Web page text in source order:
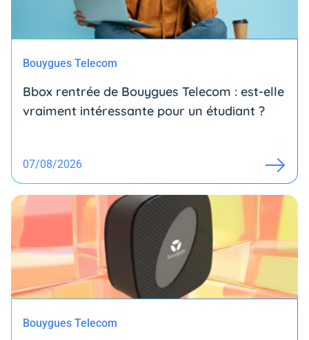
Bouygues Telecom
Bbox rentrée de Bouygues Telecom : est-elle
vraiment intéressante pour un étudiant ?
07/08/2026
Bouygues Telecom